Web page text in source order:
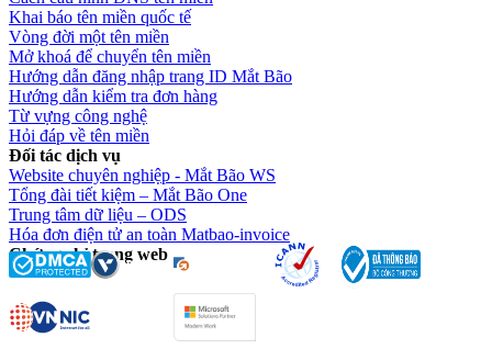
Khai báo tên miền quốc tế
Vòng đời một tên miền
Mở khoá để chuyển tên miền
Hướng dẫn đăng nhập trang ID Mắt Bão
Hướng dẫn kiểm tra đơn hàng
Từ vựng công nghệ
Hỏi đáp về tên miền
Đối tác dịch vụ
Website chuyên nghiệp - Mắt Bão WS
Tổng đài tiết kiệm – Mắt Bão One
Trung tâm dữ liệu – ODS
Hóa đơn điện tử an toàn Matbao-invoice
Chứng chỉ trang web